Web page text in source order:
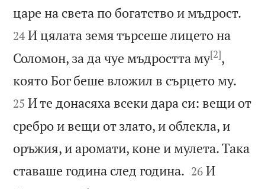
царе на света по богатство и мъдрост.
24 И цялата земя търсеше лицето на
Соломон, за да чуе мъдростта му[2],
която Бог беше вложил в сърцето му.
25 И те донасяха всеки дара си: вещи от
сребро и вещи от злато, и облекла, и
оръжия, и аромати, коне и мулета. Така
ставаше година след година. 

26 И